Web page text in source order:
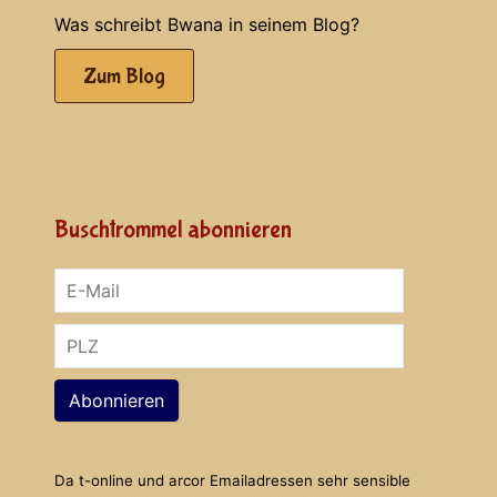
Was schreibt Bwana in seinem Blog?
Zum Blog
Buschtrommel abonnieren
Abonnieren
Da t-online und arcor Emailadressen sehr sensible